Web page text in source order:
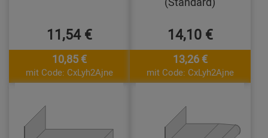
11,54 €
10,85 €
mit Code: CxLyh2Ajne
14,10 €
13,26 €
mit Code: CxLyh2Ajne